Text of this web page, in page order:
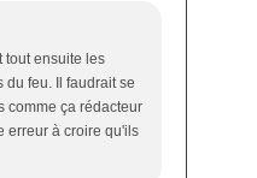
tout ensuite les
du feu. Il faudrait se
comme ça rédacteur
erreur à croire qu'ils